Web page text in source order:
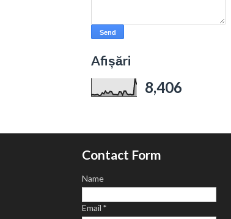
Afișări
8,406
Contact Form
Name
Email*